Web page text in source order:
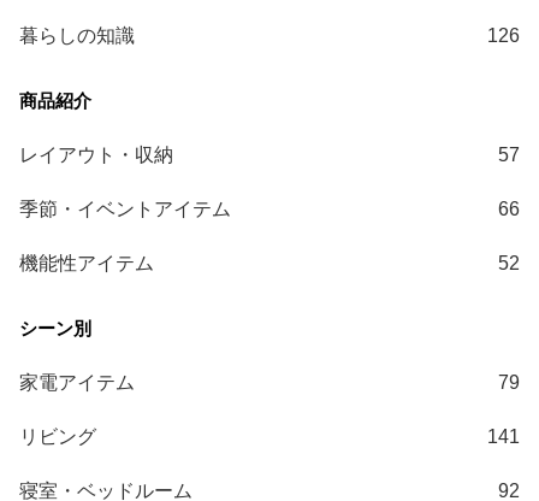
お
払
に
い
配
料
に
つ
い
暮らしの知識 126
レイアウト・収納 57
季節・イベントアイテム 66
機能性アイテム 52
家電アイテム 79
リビング 141
寝室・ベッドルーム 92